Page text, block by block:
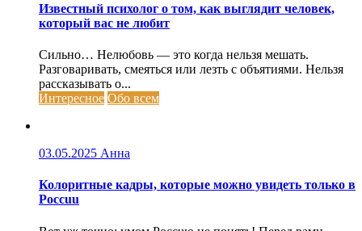
Известный психолог о том, как выглядит человек,
который вас не любит
Сильно… Нелюбовь — это когда нельзя мешать.
Разговаривать, смеяться или лезть с объятиями. Нельзя
рассказывать о...
Интересное Обо всем
03.05.2025 Анна
Колоритные кадры, которые можно увидеть только в
Россuu